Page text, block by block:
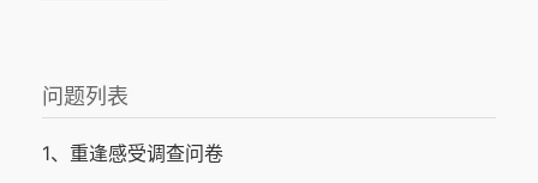
问题列表
1、重逢感受调查问卷